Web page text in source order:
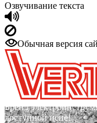
Озвучивание текста
Обычная версия
Бренд
доступной цене!